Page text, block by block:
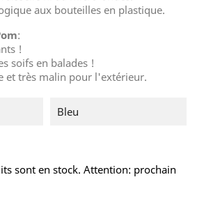
aux bouteilles en plastique.
:
!
soifs en balades !
et très malin pour l'extérieur.
Bleu
sont en stock. Attention: prochain